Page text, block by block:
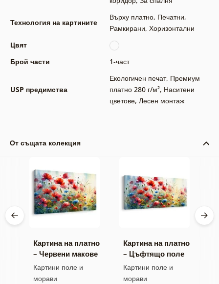
Технология на картините
Върху платно, Печатни,
Рамкирани, Хоризонтални
Цвят
Брой части
1-част
USP предимства
Екологичен печат, Премиум
платно 280 г/м², Наситени
цветове, Лесен монтаж
От същата колекция
Картина на платно
– Червени макове
и сини метличини
Картини поле и
морави
Картина на платно
– Цъфтящо поле
с макове и
метличини
Картини поле и
морави